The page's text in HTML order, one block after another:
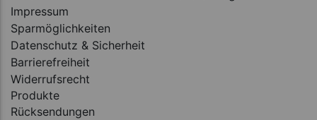
Impressum
Sparmöglichkeiten
Datenschutz & Sicherheit
Barrierefreiheit
Widerrufsrecht
Produkte
Rücksendungen